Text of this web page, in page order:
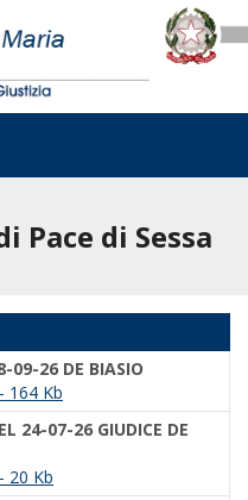
Pace di Sessa
26 DE BIASIO
164 Kb
24-07-26 GIUDICE DE
20 Kb